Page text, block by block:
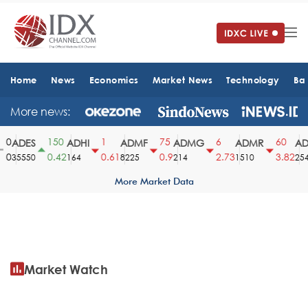
Home News Economics Market News Technology
More news:
ADES
35550
150
0.42
ADHI
164
0.61
ADMF
8225
75
0.9
ADMG
214
2.73
ADMR
1510
60
3.822540
More Market Data
Market Watch